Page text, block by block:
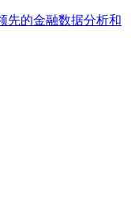
先的金融数据分析和